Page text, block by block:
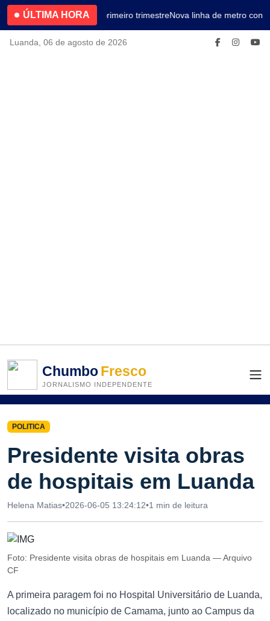
ÚLTIMA HORA4.2% no primeiro trimestreNova linha de metro
Luanda, 06 de agosto de 2026
ChumboFresco
JORNALISMO INDEPENDENTE
POLITICA
Presidente visita obras
de hospitais em Luanda
Helena Matias•2026-06-05 13:24:12•1 min de leitura
Foto: Presidente visita obras de hospitais em Luanda — Arquivo
CF
A primeira paragem foi no Hospital Universitário de Luanda,
localizado no município de Camama, junto ao Campus da